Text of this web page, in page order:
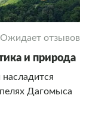
Ожидает отзывов
и природа
насладится
Дагомыса